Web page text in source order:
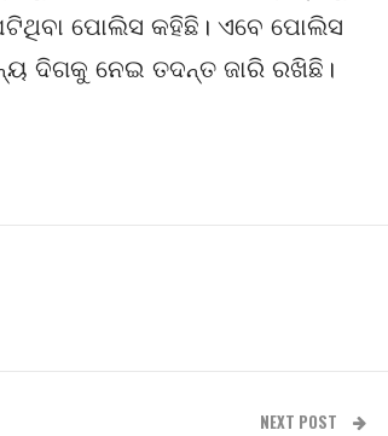
ପୋଲିସ କହିଛି। ଏବେ ପୋଲିସ
ଦିଗକୁ ନେଇ ତଦନ୍ତ ଜାରି ରଖିଛି।
NEXT POST